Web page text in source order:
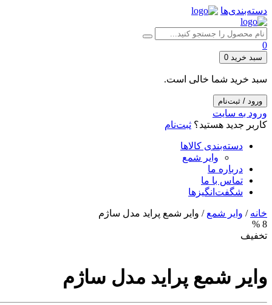
دسته‌بندی‌ها
0
سبد خرید 0
سبد خرید شما خالی است.
ورود / ثبت‌نام
ورود به سایت
کاربر جدید هستید؟ ثبت‌نام
دسته‌بندی کالاها
وایر شمع
درباره ما
تماس با ما
شگفت‌انگیزها
خانه / وایر شمع / وایر شمع پراید مدل ساژم
8 %
تخفیف
وایر شمع پراید مدل ساژم